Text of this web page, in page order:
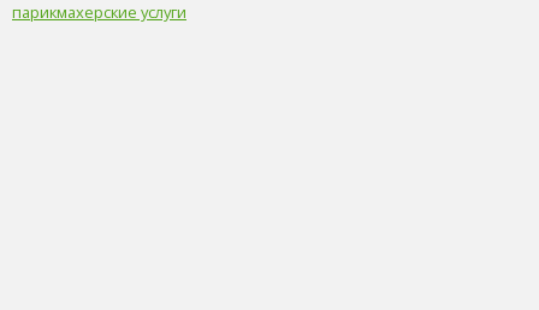
парикмахерские услуги